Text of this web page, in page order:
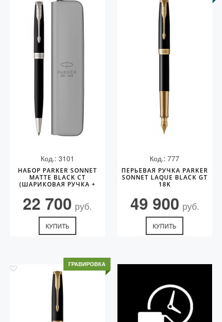
Код.: 3101
НАБОР PARKER SONNET
MATTE BLACK CT
(ШАРИКОВАЯ РУЧКА +
22 700 руб.
КУПИТЬ
Код.: 777
ПЕРЬЕВАЯ РУЧКА PARKER
SONNET LAQUE BLACK GT
18K
49 900 руб.
КУПИТЬ
ГРАВИРОВКА